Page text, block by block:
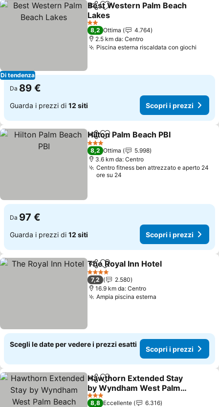
Di tendenza
CondividiAggiungi ai preferiti
Best Western Palm Beach
Lakes
Scopri i prezzi
2 Stelle
8,2 Ottima
4.764
2.5 km da: Centro
Piscina esterna riscaldata con giochi
Da 89 €
Guarda i prezzi di 12 siti Scopri i prezzi
CondividiAggiungi ai preferiti
Hilton Palm Beach PBI
3 Stelle
8,2 Ottima
5.998
3.6 km da: Centro
Centro fitness ben attrezzato e aperto 24
ore su 24
Da 97 €
Guarda i prezzi di 12 siti Scopri i prezzi
CondividiAggiungi ai preferiti
The Royal Inn Hotel
4 Stelle
7,2
2.580
16.9 km da: Centro
Ampia piscina esterna
Scegli le date per vedere i prezzi esatti
Scopri i prezzi
CondividiAggiungi ai preferiti
Hawthorn Extended Stay
by Wyndham West Palm
Beach
Scopri i prezzi
3 Stelle
8,8 Eccellente
6.316